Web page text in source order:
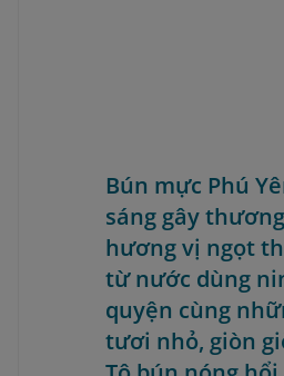
Bún mực Phú
sáng gây
hương vị ngọt
từ nước dùng
quyện cùng
tươi nhỏ, giòn